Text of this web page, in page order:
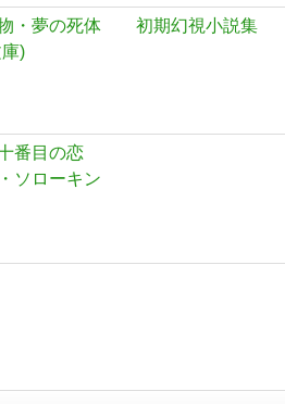
物・夢の死体 初期幻視小説集
)
番目の恋
ソローキン